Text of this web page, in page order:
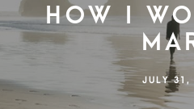
HOW I
JULY 31,